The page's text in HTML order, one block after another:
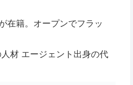
在籍。オープンでフラッ
材 エージェント出身の代